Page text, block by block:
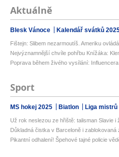
Aktuálně
Blesk Vánoce Kalendář svátků
Fištejn: Slibem nezarmoutíš. Ameriku
Nejvýznamnější chvíle pohřbu Knížáka:
Poprava během živého vysílání:
Sport
MS hokej 2025 Biatlon Liga mistrů
Už rok neslezou ze hřiště: talisman Slavie i
Důkladná čistka v Barceloně i zablokovaná
Pikantní odhalení! Špehové tajné policie